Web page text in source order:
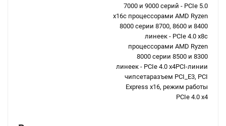
7000 и 9000 серий - PCIe 5.0
x16с процессорами AMD Ryzen
8000 серии 8700, 8600 и 8400
линеек - PCIe 4.0 x8с
процессорами AMD Ryzen
8000 серии 8500 и 8300
линеек - PCIe 4.0 x4PCI-линии
чипсетаразъем PCI_E3, PCI
Express x16, режим работы
PCIe 4.0 x4